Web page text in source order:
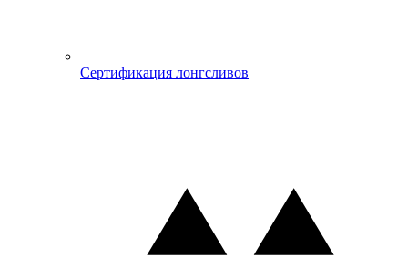
Сертификация лонгсливов